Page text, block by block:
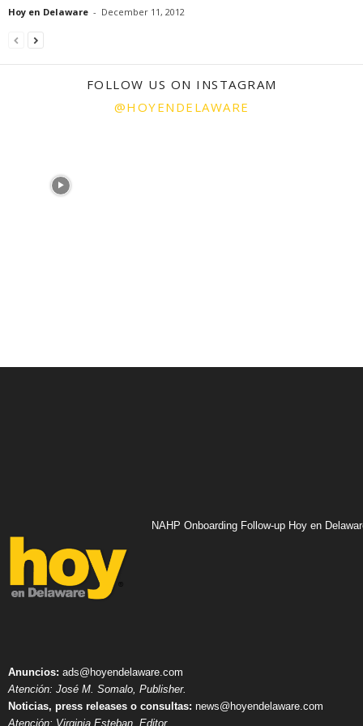
Hoy en Delaware - December 11, 2012
FOLLOW US ON INSTAGRAM
@HOYENDELAWARE
NAHP Onboarding Follow-up Hoy en
Anuncios: ads@hoyendelaware.com
Atención: José M. Somalo, Publisher.
Noticias, press releases o consultas: news@hoyendelaware.com
Atención: Virginia Esteban, Editor.